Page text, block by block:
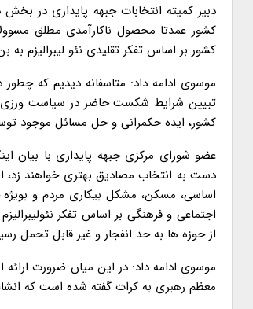
دبیر کمیته انتخابات جبهه پایداری در
کشور عمدتا محصول ناکارآمدی مطلق
کشور بر اساس تفکر تقلیدی نئو لیبرالیزم
موسوی ادامه داد: متاسفانه دیدیم که
تبیین شرایط شکست حاضر در سیاست ورزی
کشور، ایده حکمرانی و حل مسائل موجود
عضو شورای مرکزی جبهه پایداری با بیان
دست به انتخاب مصادیق بهتری خواهند
اساسی، مسکن، مشکل بیکاری مردم و
اجتماعی و فرهنگی بر اساس تفکر
از حوزه ها به حد انفجار و غیر قابل تحمل
موسوی ادامه داد: در این میان ضرورت
معظم رهبری به کرات گفته شده است که